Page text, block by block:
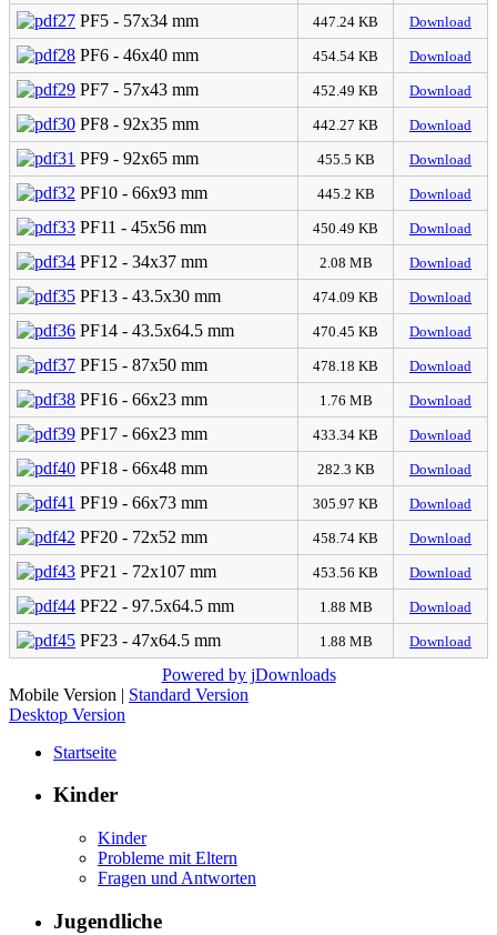
PF5 - 57x34 mm 447.24 KB Download
PF6 - 46x40 mm 454.54 KB Download
PF7 - 57x43 mm 452.49 KB Download
PF8 - 92x35 mm 442.27 KB Download
PF9 - 92x65 mm 455.5 KB Download
PF10 - 66x93 mm 445.2 KB Download
PF11 - 45x56 mm 450.49 KB Download
PF12 - 34x37 mm 2.08 MB Download
PF13 - 43.5x30 mm 474.09 KB Download
PF14 - 43.5x64.5 mm 470.45 KB Download
PF15 - 87x50 mm 478.18 KB Download
PF16 - 66x23 mm 1.76 MB Download
PF17 - 66x23 mm 433.34 KB Download
PF18 - 66x48 mm 282.3 KB Download
PF19 - 66x73 mm 305.97 KB Download
PF20 - 72x52 mm 458.74 KB Download
PF21 - 72x107 mm 453.56 KB Download
PF22 - 97.5x64.5 mm 1.88 MB Download
PF23 - 47x64.5 mm 1.88 MB Download
Powered by jDownloads
Mobile Version | Standard Version
Desktop Version
Startseite
Kinder
Kinder
Probleme mit Eltern
Fragen und Antworten
Jugendliche